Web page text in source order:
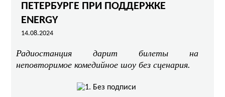
ПЕТЕРБУРГЕ ПРИ ПОДДЕРЖКЕ
ENERGY
14.08.2024
Радиостанция дарит билеты на
неповторимое комедийное шоу без сценария.